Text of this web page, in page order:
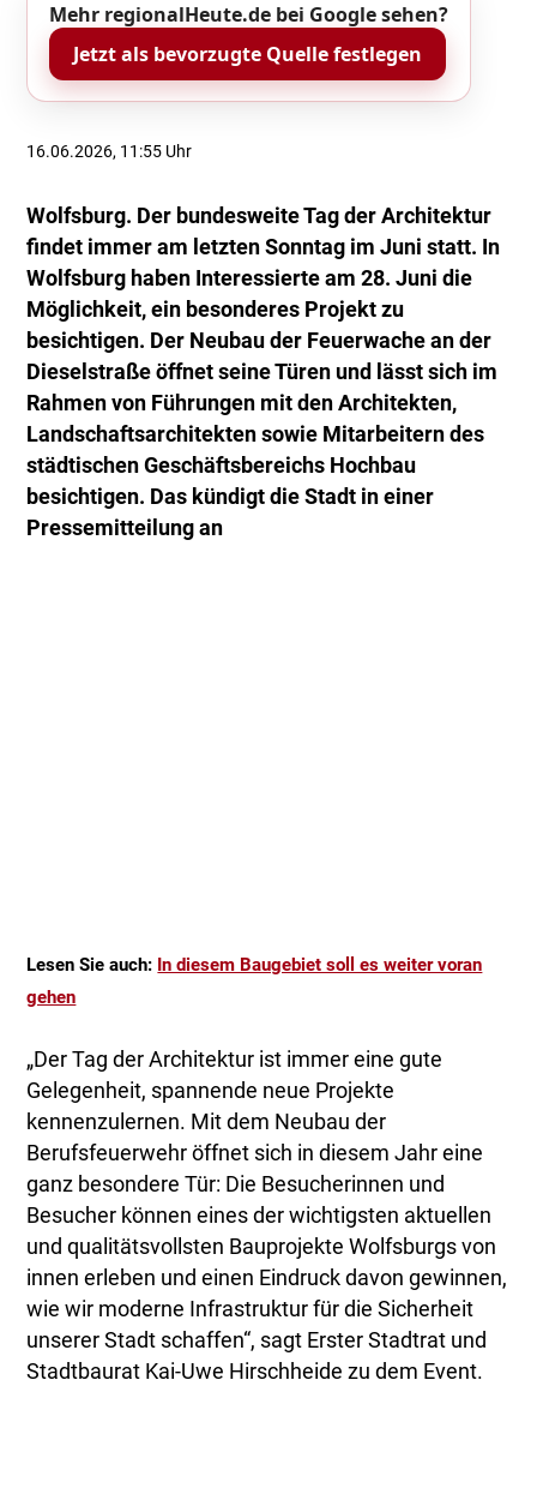
Mehr regionalHeute.de bei Google sehen?
Jetzt als bevorzugte Quelle festlegen
16.06.2026, 11:55 Uhr
Wolfsburg. Der bundesweite Tag der Architektur
findet immer am letzten Sonntag im Juni statt. In
Wolfsburg haben Interessierte am 28. Juni die
Möglichkeit, ein besonderes Projekt zu
besichtigen. Der Neubau der Feuerwache an der
Dieselstraße öffnet seine Türen und lässt sich im
Rahmen von Führungen mit den Architekten,
Landschaftsarchitekten sowie Mitarbeitern des
städtischen Geschäftsbereichs Hochbau
besichtigen. Das kündigt die Stadt in einer
Pressemitteilung an
Lesen Sie auch: In diesem Baugebiet soll es weiter voran
gehen
„Der Tag der Architektur ist immer eine gute
Gelegenheit, spannende neue Projekte
kennenzulernen. Mit dem Neubau der
Berufsfeuerwehr öffnet sich in diesem Jahr eine
ganz besondere Tür: Die Besucherinnen und
Besucher können eines der wichtigsten aktuellen
und qualitätsvollsten Bauprojekte Wolfsburgs von
innen erleben und einen Eindruck davon gewinnen,
wie wir moderne Infrastruktur für die Sicherheit
unserer Stadt schaffen“, sagt Erster Stadtrat und
Stadtbaurat Kai-Uwe Hirschheide zu dem Event.